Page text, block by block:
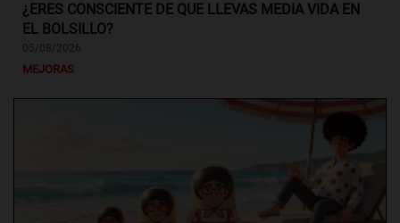
¿ERES CONSCIENTE DE QUE LLEVAS MEDIA VIDA EN
EL BOLSILLO?
MEJORAS